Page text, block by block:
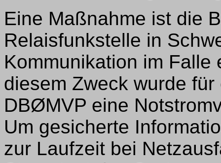
Eine Maßnahme ist die
Relaisfunkstelle in
Kommunikation im
diesem Zweck wurde
DBØMVP eine
Um gesicherte
zur Laufzeit bei